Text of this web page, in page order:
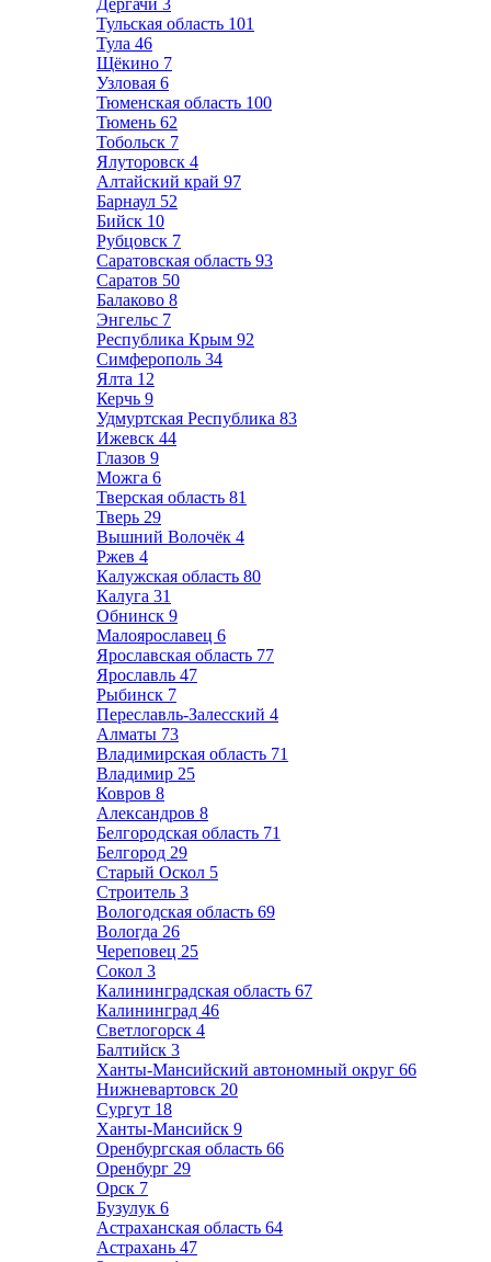
Дергачи 3
Тульская область 101
Тула 46
Щёкино 7
Узловая 6
Тюменская область 100
Тюмень 62
Тобольск 7
Ялуторовск 4
Алтайский край 97
Барнаул 52
Бийск 10
Рубцовск 7
Саратовская область 93
Саратов 50
Балаково 8
Энгельс 7
Республика Крым 92
Симферополь 34
Ялта 12
Керчь 9
Удмуртская Республика 83
Ижевск 44
Глазов 9
Можга 6
Тверская область 81
Тверь 29
Вышний Волочёк 4
Ржев 4
Калужская область 80
Калуга 31
Обнинск 9
Малоярославец 6
Ярославская область 77
Ярославль 47
Рыбинск 7
Переславль-Залесский 4
Алматы 73
Владимирская область 71
Владимир 25
Ковров 8
Александров 8
Белгородская область 71
Белгород 29
Старый Оскол 5
Строитель 3
Вологодская область 69
Вологда 26
Череповец 25
Сокол 3
Калининградская область 67
Калининград 46
Светлогорск 4
Балтийск 3
Ханты-Мансийский автономный округ 66
Нижневартовск 20
Сургут 18
Ханты-Мансийск 9
Оренбургская область 66
Оренбург 29
Орск 7
Бузулук 6
Астраханская область 64
Астрахань 47